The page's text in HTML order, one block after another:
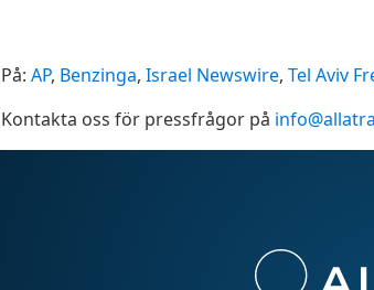
På: AP, Benzinga, Israel Newswire, Tel Aviv
Kontakta oss för pressfrågor på